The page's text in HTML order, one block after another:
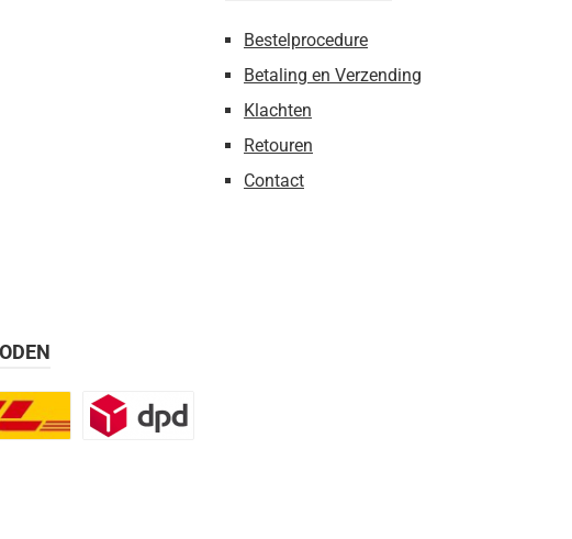
Bestelprocedure
Betaling en Verzending
Klachten
Retouren
Contact